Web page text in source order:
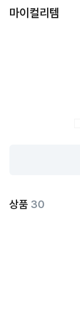
마이컬리템
상품 30